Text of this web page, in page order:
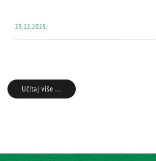
23.12.2025.
Učitaj više ...